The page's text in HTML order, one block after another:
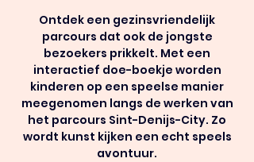
Ontdek een gezinsvriendelijk
parcours dat ook de jongste
bezoekers prikkelt. Met een
interactief doe-boekje worden
kinderen op een speelse manier
meegenomen langs de werken van
het parcours Sint-Denijs-City. Zo
wordt kunst kijken een echt speels
avontuur.